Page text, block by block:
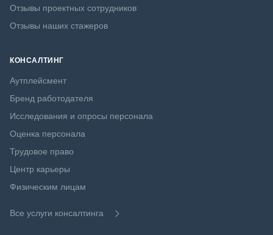
Отзывы проектных сотрудников
Отзывы наших стажеров
КОНСАЛТИНГ
Аутплейсмент
Бренд работодателя
Исследования и опросы персонала
Оценка персонала
Трудовое право
Центр карьеры
Физическим лицам
Все услуги консалтинга